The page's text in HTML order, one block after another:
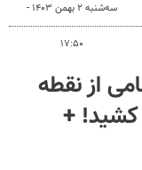
سه‌شنبه ۲ بهمن ۱۴۰۳ -
۱۷:۵۰
از نقطه
کشید! +